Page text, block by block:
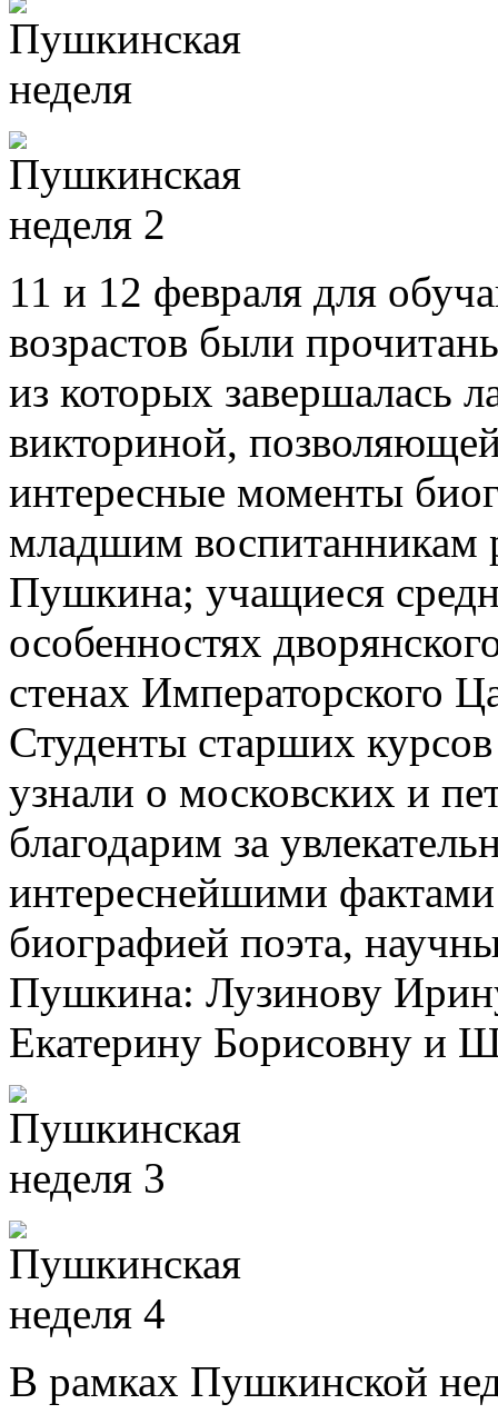
11 и 12 февраля для
возрастов были
из которых завершалась
викториной,
интересные моменты
младшим воспитанникам
Пушкина; учащиеся
особенностях
стенах Императорского
Студенты старших
узнали о московских и
благодарим за
интереснейшими
биографией поэта,
Пушкина: Лузинову
Екатерину Борисовну и
В рамках Пушкинской